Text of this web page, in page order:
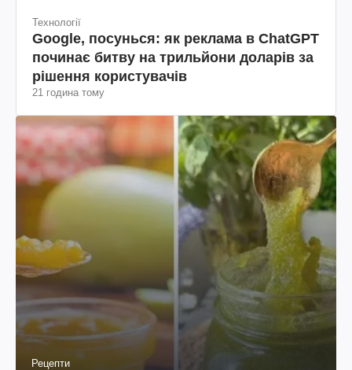
Технології
Google, посунься: як реклама в ChatGPT
починає битву на трильйони доларів за
рішення користувачів
21 година тому
Рецепти